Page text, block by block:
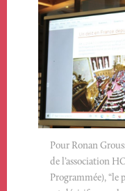
Image
Pour Ronan
de l’association
Programmée), “le